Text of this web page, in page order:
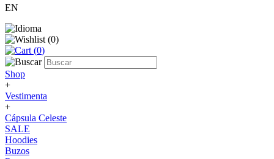
EN
(0)
(0)
Shop
+
Vestimenta
+
Cápsula Celeste
SALE
Hoodies
Buzos